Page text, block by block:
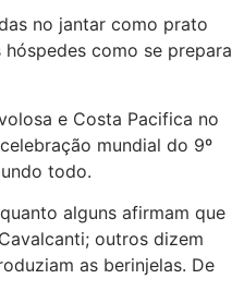
no jantar como prato
como se prepara
e Costa Pacifica no
mundial do 9º
todo.
alguns afirmam que
outros dizem
as berinjelas. De